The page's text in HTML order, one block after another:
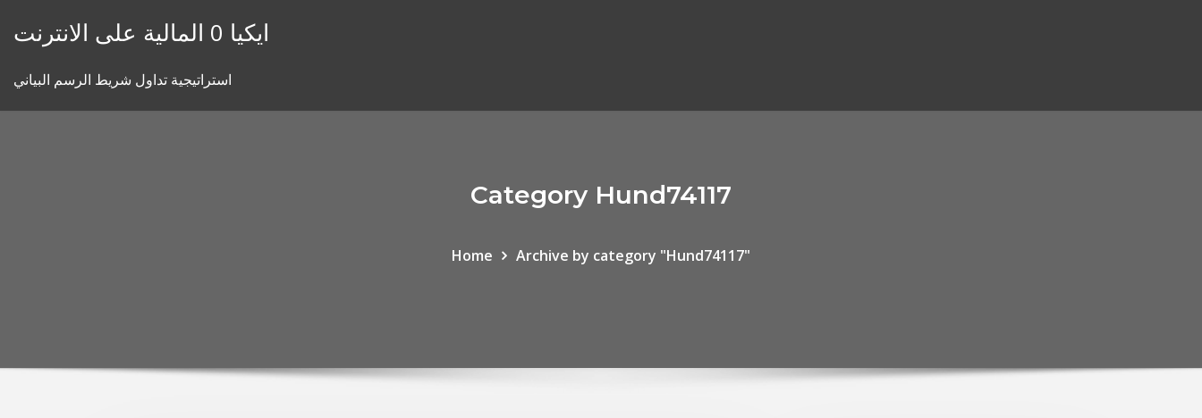
ايكيا 0 المالية على الانترنت
استراتيجية تداول شريط الرسم البياني
Category Hund74117
Home Archive by category "Hund74117"